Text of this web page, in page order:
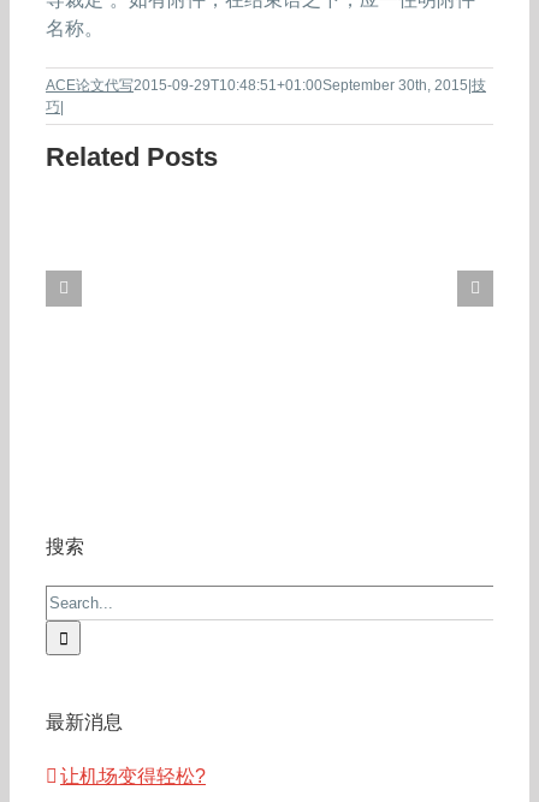
名称。
ACE论文代写2015-09-29T10:48:51+01:00September 30th, 2015|技
巧|
Related Posts
搜索
Search
for:
最新消息
让机场变得轻松?